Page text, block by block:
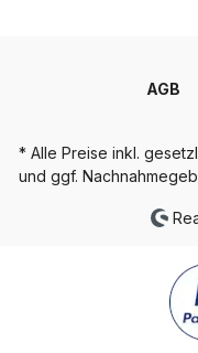
AGB
* Alle Preise inkl.
und ggf.